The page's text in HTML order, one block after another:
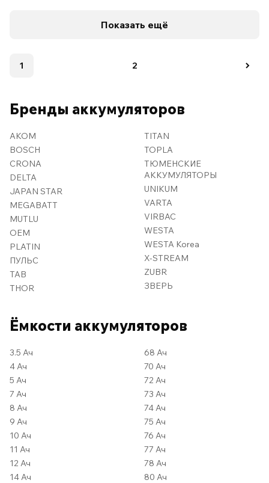
Показать ещё
1 2
Бренды аккумуляторов
AKOM
BOSCH
CRONA
DELTA
JAPAN STAR
MEGABATT
MUTLU
OEM
PLATIN
ПУЛЬС
TAB
THOR
TITAN
TOPLA
ТЮМЕНСКИЕ
АККУМУЛЯТОРЫ
UNIKUM
VARTA
VIRBAC
WESTA
WESTA Korea
X-STREAM
ZUBR
ЗВЕРЬ
Ёмкости аккумуляторов
3.5 Ач
4 Ач
5 Ач
7 Ач
8 Ач
9 Ач
10 Ач
11 Ач
12 Ач
14 Ач
68 Ач
70 Ач
72 Ач
73 Ач
74 Ач
75 Ач
76 Ач
77 Ач
78 Ач
80 Ач